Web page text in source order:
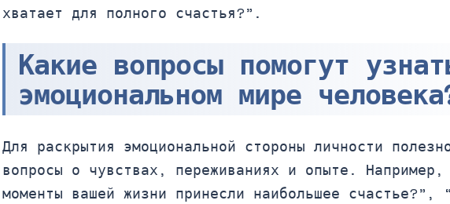
хватает для полного счастья?”.
Какие вопросы помогут
эмоциональном мире
Для раскрытия эмоциональной стороны личности
вопросы о чувствах, переживаниях и опыте. Например,
моменты вашей жизни принесли наибольшее счастье?”,